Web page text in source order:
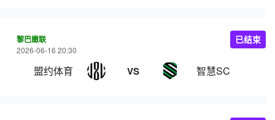
黎巴嫩联
2026-06-16 20:30
盟约体育 VS 智慧SC
已结束